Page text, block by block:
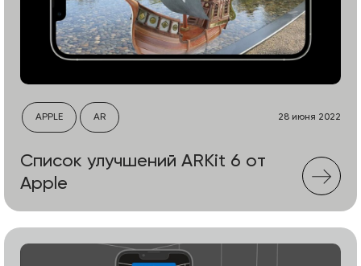
APPLE AR 28 июня 2022
Список улучшений ARKit 6 от
Apple